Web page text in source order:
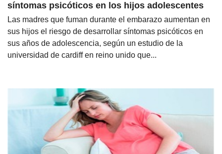
síntomas psicóticos en los hijos adolescentes
Las madres que fuman durante el embarazo aumentan en
sus hijos el riesgo de desarrollar síntomas psicóticos en
sus años de adolescencia, según un estudio de la
universidad de cardiff en reino unido que...